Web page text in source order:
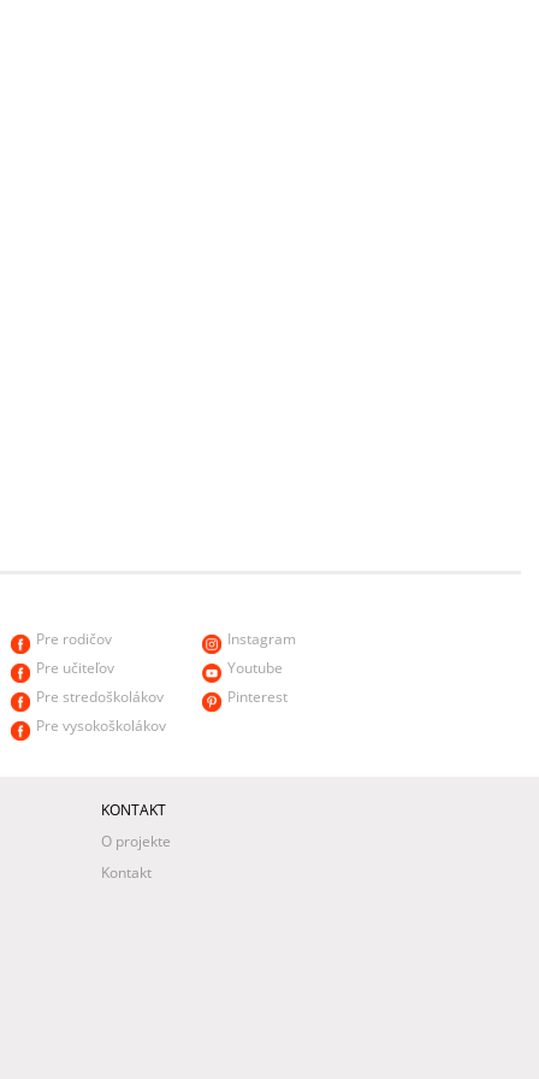
Pre rodičov
Pre učiteľov
Pre stredoškolákov
Pre vysokoškolákov
Instagram
Youtube
Pinterest
KONTAKT
O projekte
Kontakt